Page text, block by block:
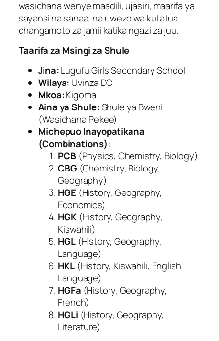
wasichana wenye maadili, ujasiri, maarifa ya
sayansi na sanaa, na uwezo wa kutatua
changamoto za jamii katika ngazi za juu.
Taarifa za Msingi za Shule
Jina:Lugufu Girls Secondary School
Wilaya: Uvinza DC
Mkoa:Kigoma
Aina ya Shule:Shule ya Bweni
(Wasichana Pekee)
Michepuo Inayopatikana
(Combinations):
PCB (Physics, Chemistry, Biology)
CBG (Chemistry, Biology,
Geography)
HGE (History, Geography,
Economics)
HGK(History, Geography,
Kiswahili)
HGL(History, Geography,
Language)
HKL(History, Kiswahili, English
Language)
HGFa (History, Geography,
French)
HGLi (History, Geography,
Literature)